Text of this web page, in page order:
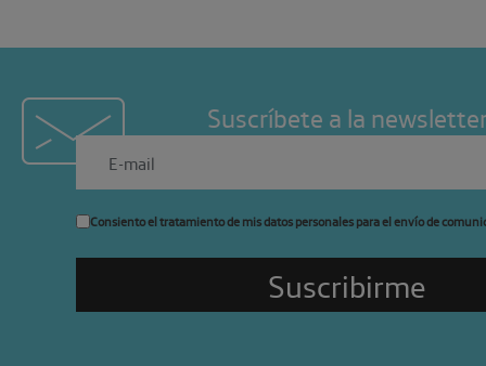
Suscríbete a la
Consiento el tratamiento de mis datos personales para el envío de